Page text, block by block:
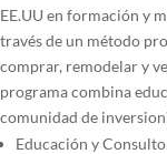
EE.UU en formación y
través de un método
comprar, remodelar y
programa combina
comunidad de
Educación y